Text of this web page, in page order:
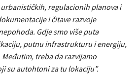
regulacionih planova i
i čitave razvoje
Gdje smo više puta
putnu infrastrukturu i energiju,
treba da razvijamo
su autohtoni za tu lokaciju”.